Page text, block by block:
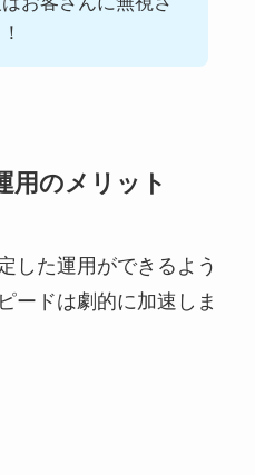
用のメリット
した運用ができるよう
ードは劇的に加速しま